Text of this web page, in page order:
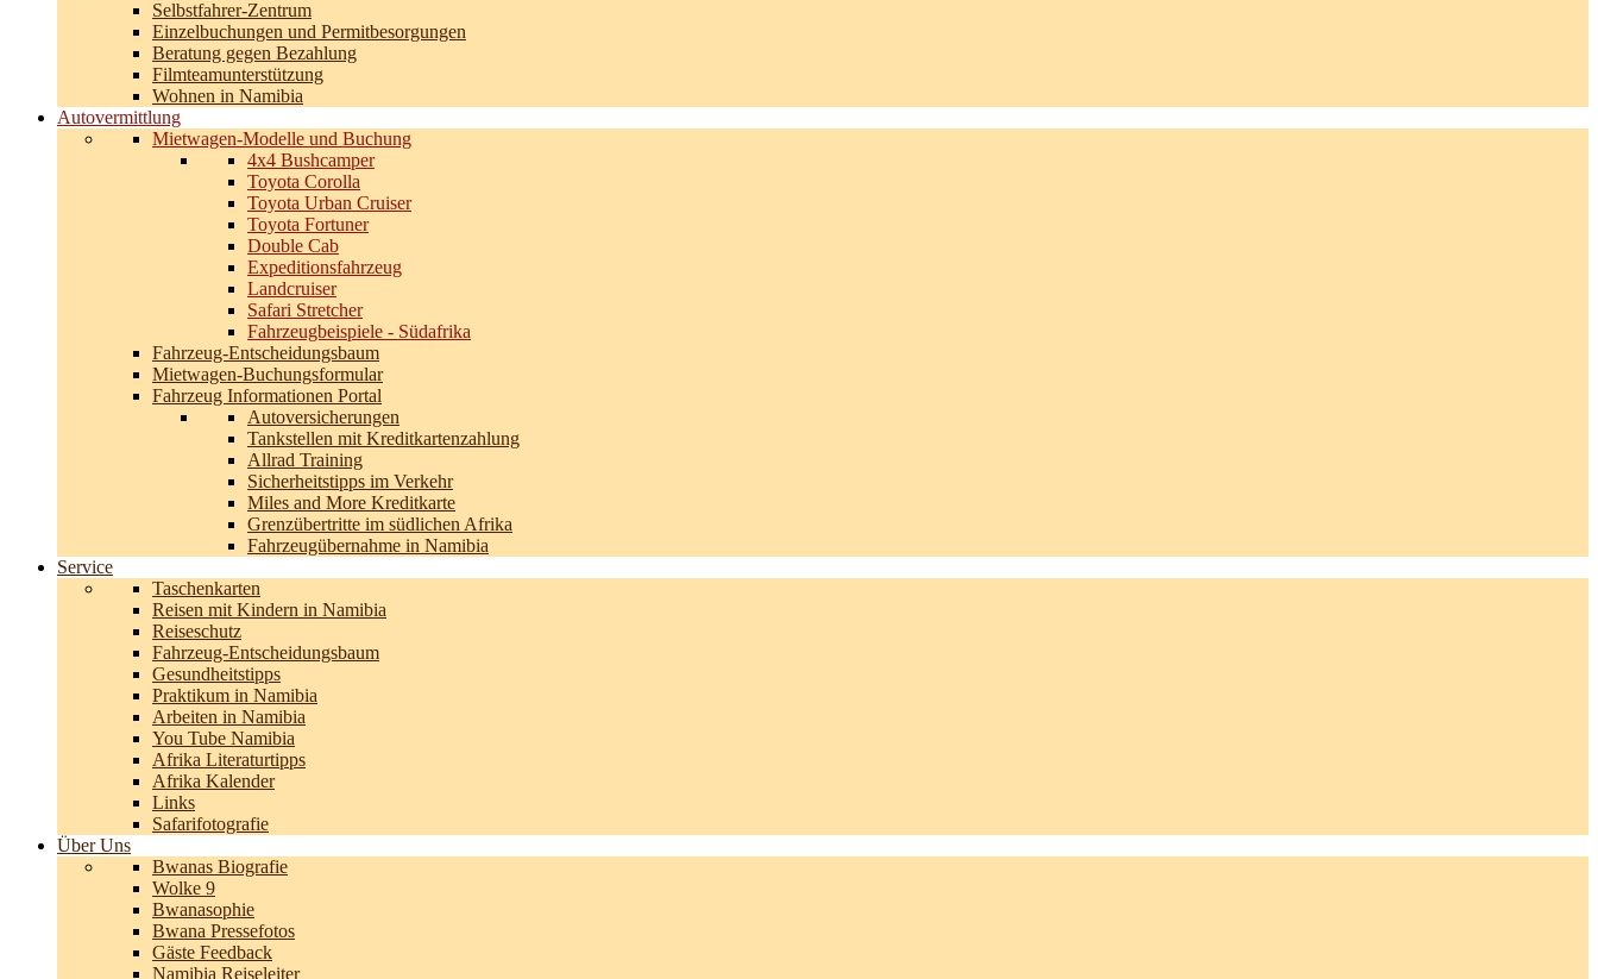
Selbstfahrer-Zentrum
Einzelbuchungen und Permitbesorgungen
Beratung gegen Bezahlung
Filmteamunterstützung
Wohnen in Namibia
Autovermittlung
Mietwagen-Modelle und Buchung
4x4 Bushcamper
Toyota Corolla
Toyota Urban Cruiser
Toyota Fortuner
Double Cab
Expeditionsfahrzeug
Landcruiser
Safari Stretcher
Fahrzeugbeispiele - Südafrika
Fahrzeug-Entscheidungsbaum
Mietwagen-Buchungsformular
Fahrzeug Informationen Portal
Autoversicherungen
Tankstellen mit Kreditkartenzahlung
Allrad Training
Sicherheitstipps im Verkehr
Miles and More Kreditkarte
Grenzübertritte im südlichen Afrika
Fahrzeugübernahme in Namibia
Service
Taschenkarten
Reisen mit Kindern in Namibia
Reiseschutz
Fahrzeug-Entscheidungsbaum
Gesundheitstipps
Praktikum in Namibia
Arbeiten in Namibia
You Tube Namibia
Afrika Literaturtipps
Afrika Kalender
Links
Safarifotografie
Über Uns
Bwanas Biografie
Wolke 9
Bwanasophie
Bwana Pressefotos
Gäste Feedback
Namibia Reiseleiter